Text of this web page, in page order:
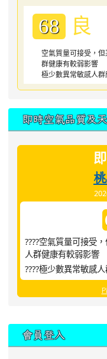
68 良
空氣質量可接受，
群健康有較弱影響
極少數異常敏感人
即時空氣品質及
????空氣質量可接受
人群健康有較弱影響
????極少數異常敏感
會員登入